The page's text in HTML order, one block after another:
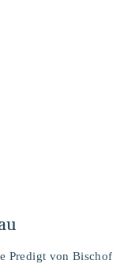
Predigt von Bischof